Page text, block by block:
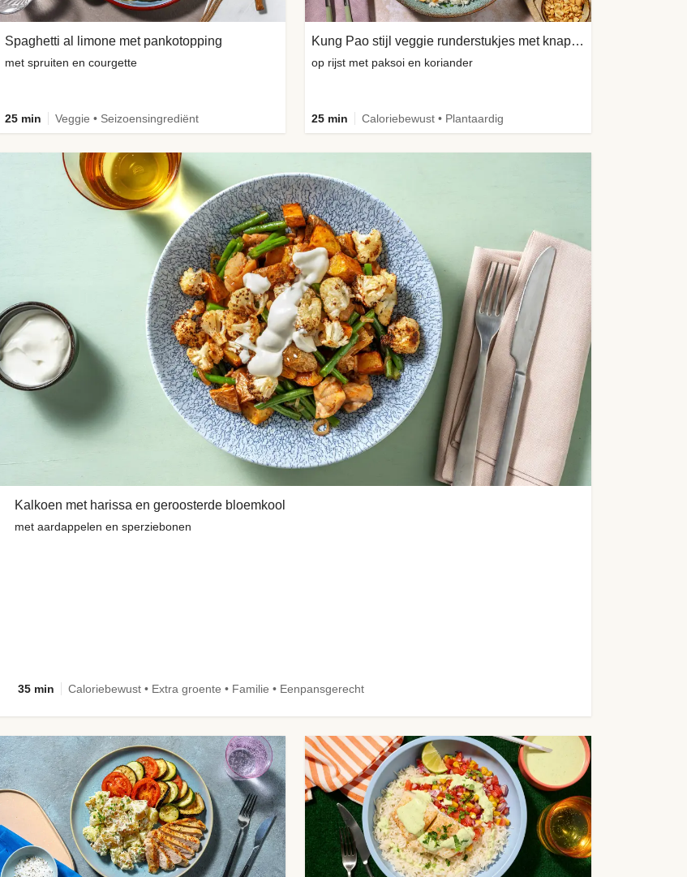
Kalkoen met harissa en geroosterde bloemkool
met aardappelen en sperziebonen
35 min Caloriebewust • Extra groente • Familie • Eenpansgerecht
Spaghetti al limone met pankotopping
met spruiten en courgette
25 min Veggie • Seizoensingrediënt
Kung Pao stijl veggie runderstukjes met knapperige pinda's
op rijst met paksoi en koriander
25 min Caloriebewust • Plantaardig